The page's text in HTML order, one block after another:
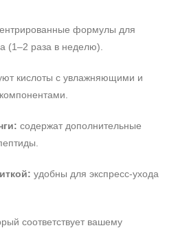
формулы для
(1–2 раза в неделю).
кислоты с увлажняющими и
содержат дополнительные
удобны для экспресс‑ухода
соответствует вашему